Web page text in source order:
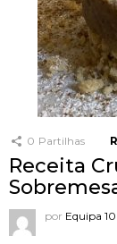
0 Partilhas
Receita
por Equipa